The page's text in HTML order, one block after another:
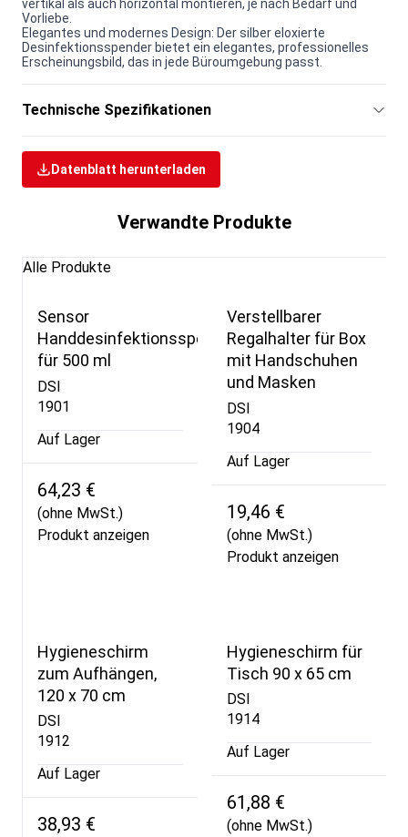
vertikal als auch horizontal montieren, je nach Bedarf und
Vorliebe.
Elegantes und modernes Design: Der silber eloxierte
Desinfektionsspender bietet ein elegantes, professionelles
Erscheinungsbild, das in jede Büroumgebung passt.
Technische Spezifikationen
Datenblatt herunterladen
Verwandte Produkte
Alle Produkte
Sensor
Handdesinfektionsspender
für 500 ml
DSI
1901
Auf Lager
64,23 €
(ohne MwSt.)
Produkt anzeigen
Verstellbarer
Regalhalter für Box
mit Handschuhen
und Masken
DSI
1904
Auf Lager
19,46 €
(ohne MwSt.)
Produkt anzeigen
Hygieneschirm
zum Aufhängen,
120 x 70 cm
DSI
1912
Auf Lager
38,93 €
Hygieneschirm für
Tisch 90 x 65 cm
DSI
1914
Auf Lager
61,88 €
(ohne MwSt.)